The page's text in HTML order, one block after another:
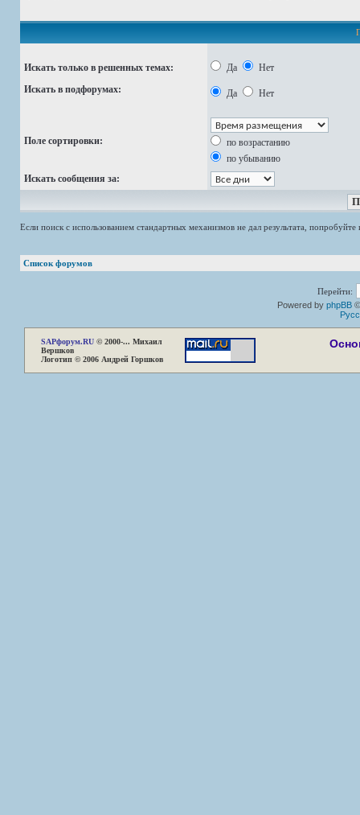
Искать только в решенных темах:
Искать в подфорумах:
Да Нет
Да Нет
Поле сортировки:
по возрастанию
по убыванию
Искать сообщения за:
Если поиск с использованием стандартных механизмов не дал результата,
Список форумов
Перейти:
Powered by phpBB
SAPфорум.RU © 2000-... Михаил
Вершков
Логотип © 2006 Андрей Горшков